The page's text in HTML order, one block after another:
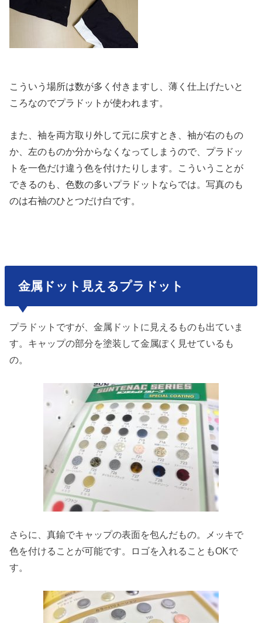
こういう場所は数が多く付きますし、薄く仕上げたいと
ころなのでプラドットが使われます。
また、袖を両方取り外して元に戻すとき、袖が右のもの
か、左のものか分からなくなってしまうので、 プラドッ
トを一色だけ違う色を付けたりします。 こういうことが
できるのも、色数の多いプラドットならでは。写真のも
のは右袖のひとつだけ白です。
金属ドット見えるプラドット
プラドットですが、金属ドットに見えるものも出ていま
す。キャップの部分を塗装して金属ぽく見せているも
の。
さらに、真鍮でキャップの表面を包んだもの。メッキで
色を付けることが可能です。ロゴを入れることもOKで
す。